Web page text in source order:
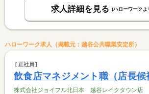
求人詳細を見る (ハローワークよ
ハローワーク求人（掲載元：越谷公共職業安定所）
正社員
飲食店マネジメント職（店長候
株式会社ジョイフル北日本 越谷レイクタウン店